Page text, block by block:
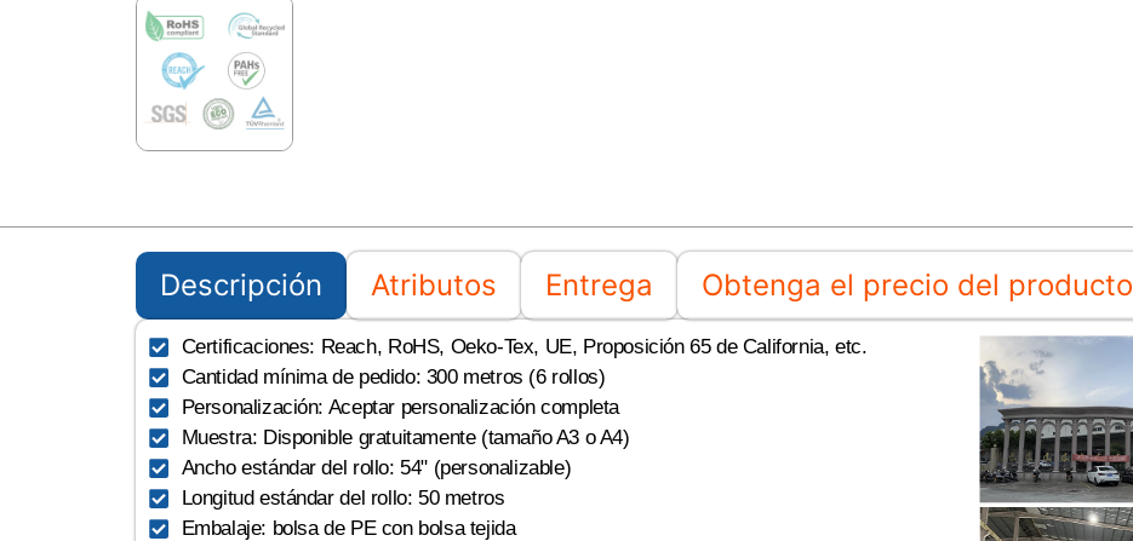
Descripción Atributos Entrega Obtenga el precio del producto
Certificaciones: Reach, RoHS, Oeko-Tex, UE, Proposición 65 de California, etc.
Cantidad mínima de pedido: 300 metros (6 rollos)
Personalización: Aceptar personalización completa
Muestra: Disponible gratuitamente (tamaño A3 o A4)
Ancho estándar del rollo: 54" (personalizable)
Longitud estándar del rollo: 50 metros
Embalaje: bolsa de PE con bolsa tejida